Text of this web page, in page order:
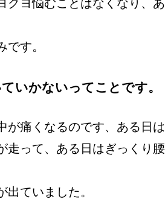
クヨ悩むことはなくなり、
す。
いかないってことです。
が痛くなるのです、ある日
走って、ある日はぎっくり
ていました。